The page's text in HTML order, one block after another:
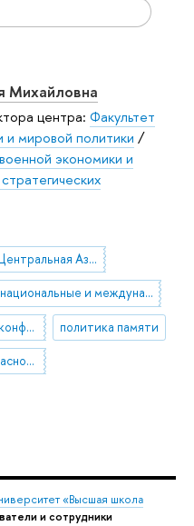
Михайловна
центра: Факультет
и мировой политики /
экономики и
Кавказ и Центральная Азия
национальные и международные транспортные коридоры
этнополитические конфликты политика памяти
региональная безопасность
«Высшая школа
и сотрудники